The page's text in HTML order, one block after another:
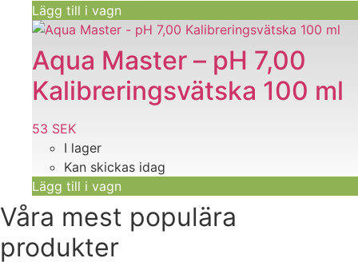
Lägg till i vagn
Aqua Master – pH 7,00
Kalibreringsvätska 100 ml
53 SEK
I lager
Kan skickas idag
Lägg till i vagn
Våra mest populära
produkter